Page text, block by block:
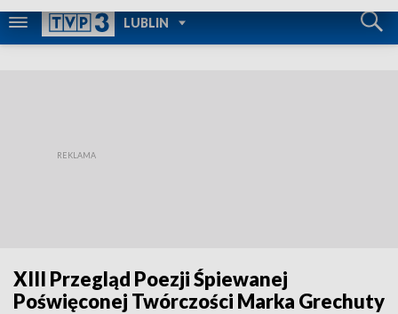
LUBLIN
POWRÓT DO
TVP REGIONY
XIII Przegląd Poezji Śpiewanej
Poświęconej Twórczości Marka Grechuty